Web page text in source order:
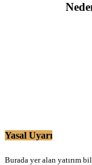
Yasal Uyarı
Burada yer alan yatırım